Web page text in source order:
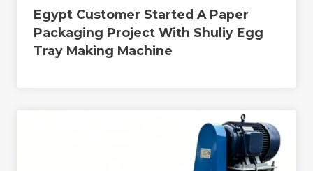
Egypt Customer Started A Paper
Packaging Project With Shuliy Egg
Tray Making Machine